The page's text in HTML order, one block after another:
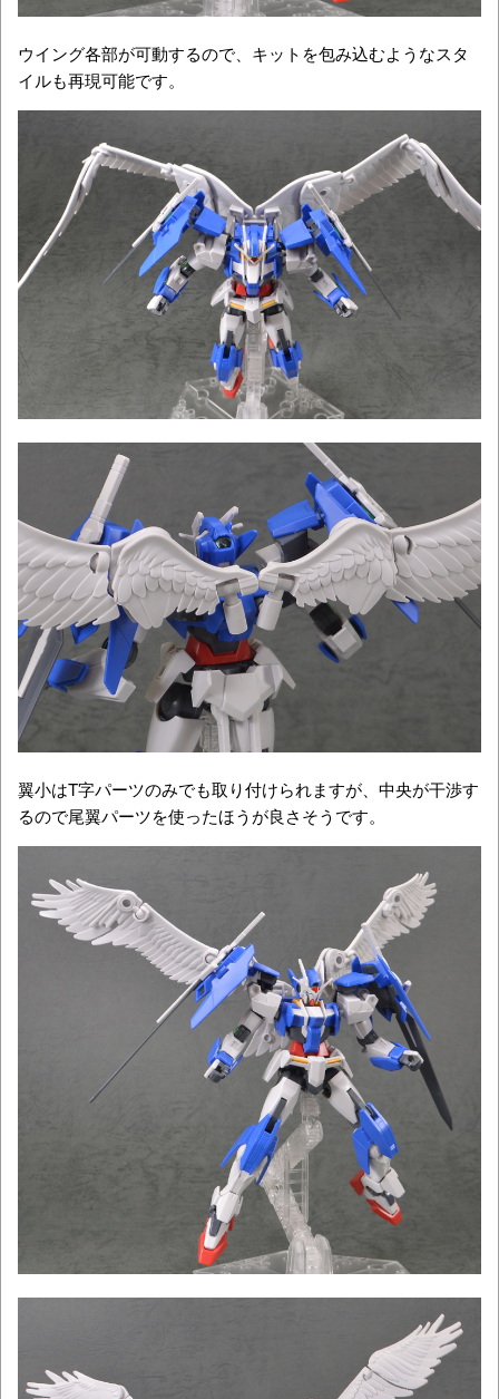
ウイング各部が可動するので、キットを包み込むようなスタ
イルも再現可能です。
翼小はT字パーツのみでも取り付けられますが、中央が干渉す
るので尾翼パーツを使ったほうが良さそうです。